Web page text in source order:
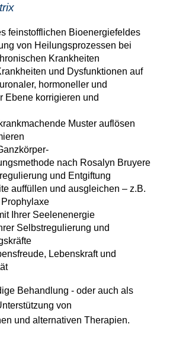
feinstofflichen Bioenergiefeldes
von Heilungsprozessen bei
Krankheiten
und Dysfunktionen auf
hormoneller und
Ebene korrigieren und
Muster auflösen
nach Rosalyn Bruyere
und Entgiftung
auffüllen und ausgleichen – z.B.
Ihrer Seelenenergie
Selbstregulierung und
Lebenskraft und
Behandlung - oder auch als
von
und alternativen Therapien.